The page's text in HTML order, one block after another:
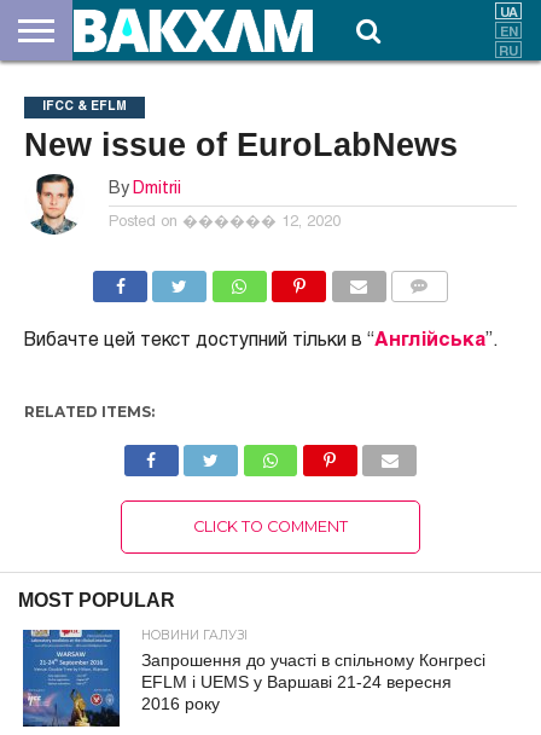
НАС
ВНЕСКИ
ДОКУМЕНТИ
НОВИНИ
КОНТАКТИ
IFCC & EFLM
New issue of EuroLabNews
By Dmitrii
Posted on ������ 12, 2020
Вибачте цей текст доступний тільки в “Англійська”.
RELATED ITEMS:
CLICK TO COMMENT
MOST POPULAR
НОВИНИ ГАЛУЗІ
Запрошення до участі в спільному Конгресі
EFLM і UEMS у Варшаві 21-24 вересня
2016 року